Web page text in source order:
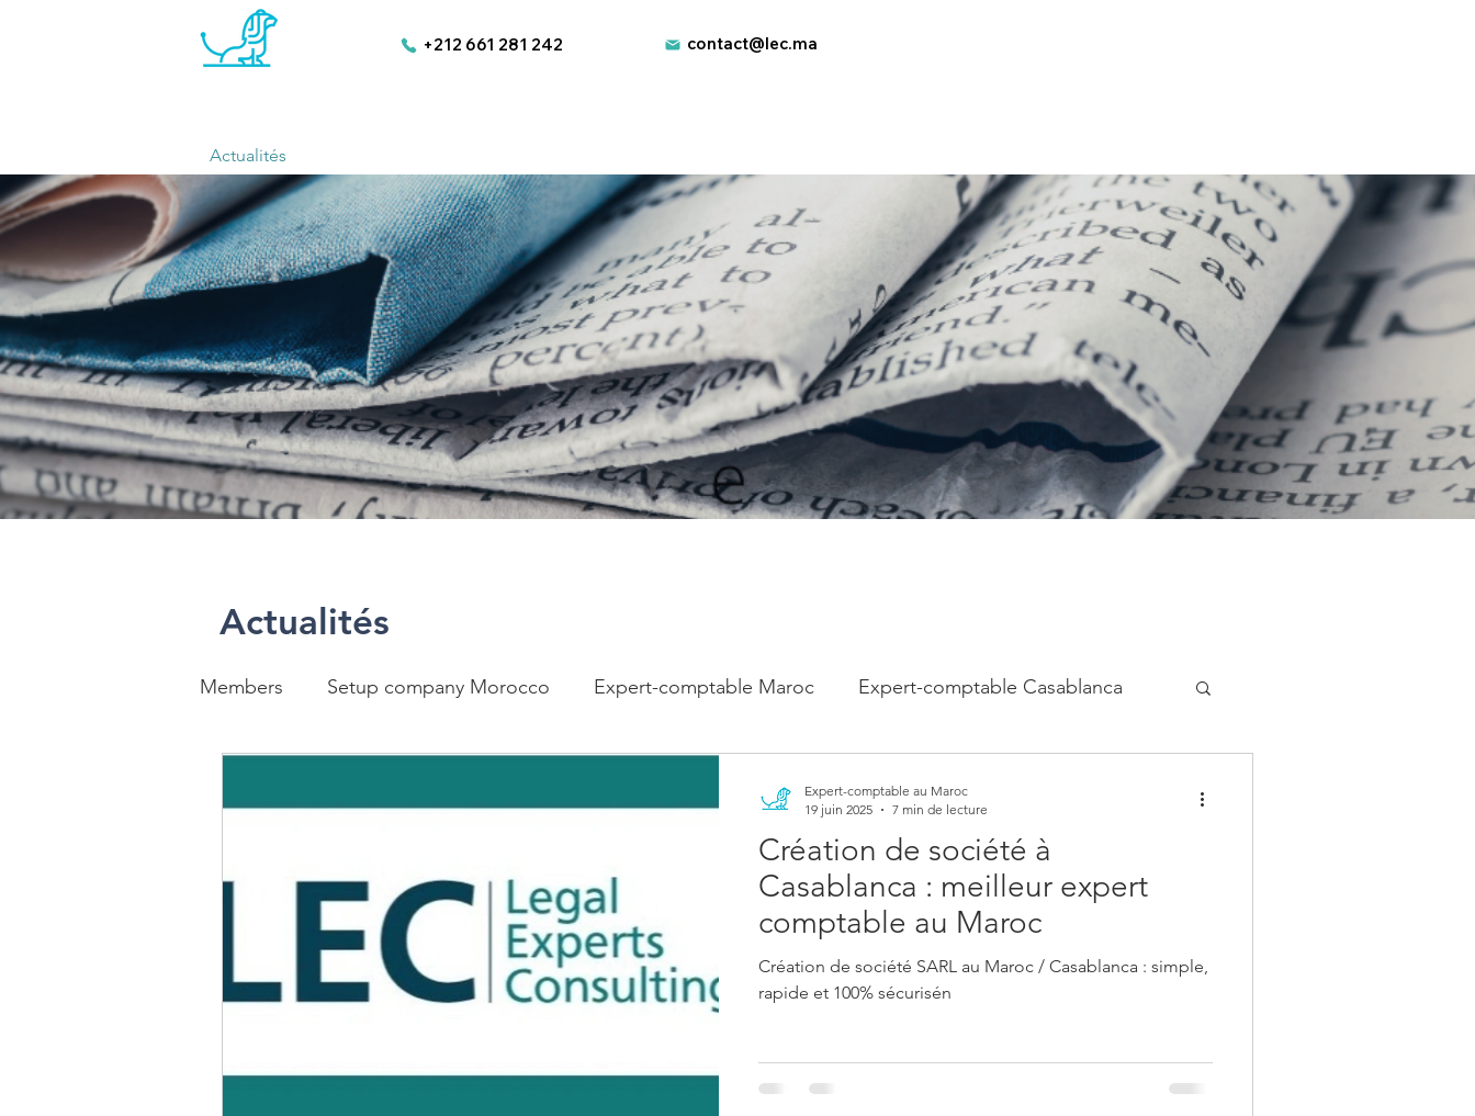
+212 661 281 242 contact@lec.ma
Actualités
Actualités
Members Setup company Morocco Expert-comptable Maroc Expert-comptable Casablanca
Expatriés au Maroc Expatriés au Maroc
Fiduciaire comptable Maroc
Création de société à
Casablanca : meilleur expert
comptable au Maroc
Création de société SARL au Maroc / Casablanca : simple,
rapide et 100% sécurisén
Expert-comptable au Maroc
19 juin 2025
7 min de lecture